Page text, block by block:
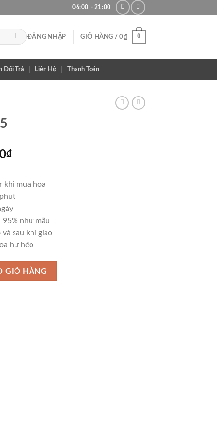
06:00 - 21:00
ĐĂNG NHẬP GIỎ HÀNG /0₫ 0
Đổi Trả Liên Hệ Thanh Toán
₫Giá
là:
900,000₫.
khi mua hoa
95% như mẫu
sau khi giao
hư héo
GIỎ HÀNG